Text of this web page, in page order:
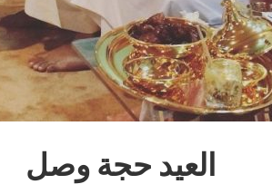
العيد حجة وصل